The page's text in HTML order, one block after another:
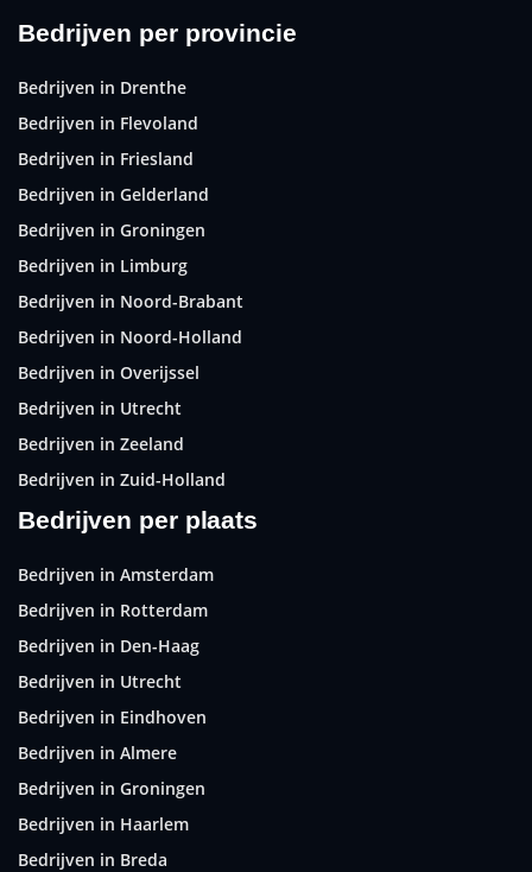
Bedrijven per provincie
Bedrijven in Drenthe
Bedrijven in Flevoland
Bedrijven in Friesland
Bedrijven in Gelderland
Bedrijven in Groningen
Bedrijven in Limburg
Bedrijven in Noord-Brabant
Bedrijven in Noord-Holland
Bedrijven in Overijssel
Bedrijven in Utrecht
Bedrijven in Zeeland
Bedrijven in Zuid-Holland
Bedrijven per plaats
Bedrijven in Amsterdam
Bedrijven in Rotterdam
Bedrijven in Den-Haag
Bedrijven in Utrecht
Bedrijven in Eindhoven
Bedrijven in Almere
Bedrijven in Groningen
Bedrijven in Haarlem
Bedrijven in Breda